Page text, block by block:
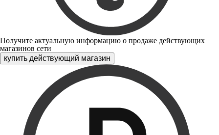
Получите актуальную информацию о продаже действующих
магазинов сети
купить действующий магазин